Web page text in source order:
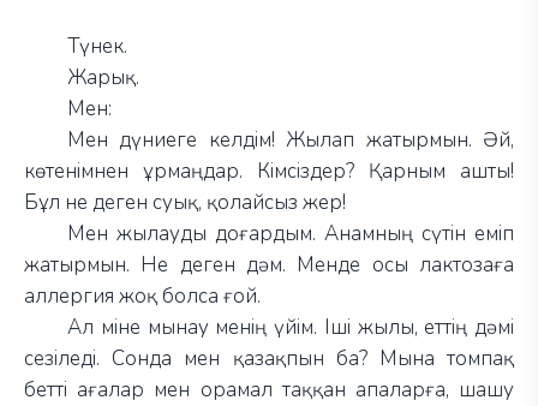
Түнек.
Жарық.
Мен:
Мен дүниеге келдім! Жылап жатырмын. Әй,
көтенімнен ұрмаңдар. Кімсіздер? Қарным ашты!
Бұл не деген суық, қолайсыз жер!
Мен жылауды доғардым. Анамның сүтін еміп
жатырмын. Не деген дәм. Менде осы лактозаға
аллергия жоқ болса ғой.
Ал міне мынау менің үйім. Іші жылы, еттің дәмі
сезіледі. Сонда мен қазақпын ба? Мына томпақ
бетті ағалар мен орамал таққан апаларға, шашу